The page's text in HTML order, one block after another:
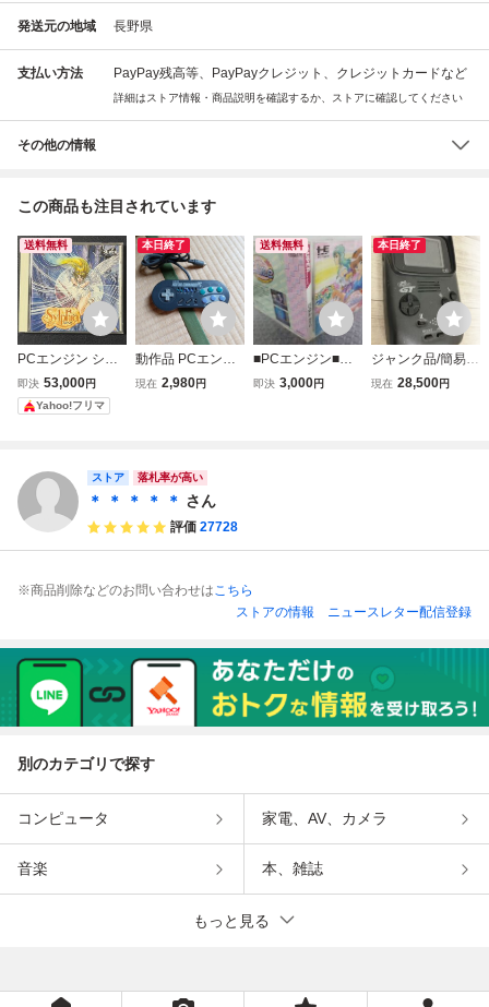
発送元の地域 長野県
支払い方法 PayPay残高等、PayPayクレジット、クレジットカードなど
詳細はストア情報・商品説明を確認するか、ストアに確認してください
その他の情報
この商品も注目されています
送料無料
PCエンジン シル
フィア
即決 53,000円
Yahoo!フリマ
本日終了
動作品 PCエンジ
ン HORI ファイテ
現在 2,980円
送料無料
■PCエンジン■パ
ステルライム■パ
即決 3,000円
本日終了
ジャンク品/簡易動
作品◆ PC Engine
現在 28,500円
ストア 落札率が高い
＊ ＊ ＊ ＊ ＊ さん
評価 27728
※商品削除などのお問い合わせはこちら
ストアの情報
ニュースレター配信登録
別のカテゴリで探す
コンピュータ 家電、AV、カメラ
音楽 本、雑誌
もっと見る